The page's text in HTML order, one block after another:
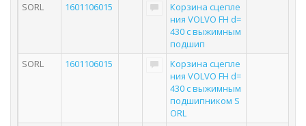
SORL
1601106015
Корзина сцепле
ния VOLVO FH d=
430 с выжимным
подшип
SORL
1601106015
Корзина сцепле
ния VOLVO FH d=
430 с выжимным
подшипником S
ORL